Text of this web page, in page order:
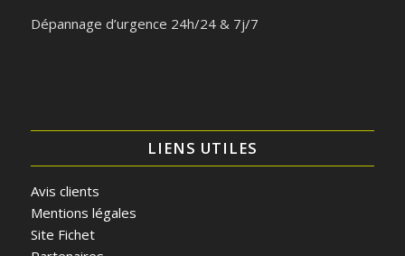
Dépannage d’urgence 24h/24 & 7j/7
LIENS UTILES
Avis clients
Mentions légales
Site Fichet